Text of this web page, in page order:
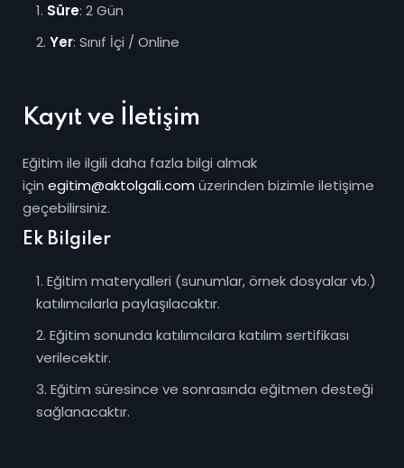
Süre: 2 Gün
Yer: Sınıf İçi / Online
Kayıt ve İletişim
Eğitim ile ilgili daha fazla bilgi almak
için egitim@aktolgali.com üzerinden bizimle iletişime
geçebilirsiniz.
Ek Bilgiler
Eğitim materyalleri (sunumlar, örnek dosyalar vb.)
katılımcılarla paylaşılacaktır.
Eğitim sonunda katılımcılara katılım sertifikası
verilecektir.
Eğitim süresince ve sonrasında eğitmen desteği
sağlanacaktır.